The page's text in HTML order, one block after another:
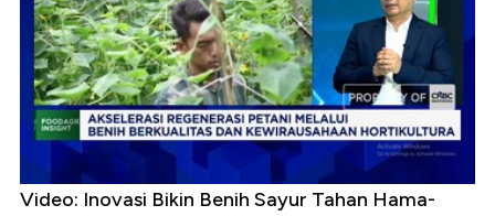
Video: Inovasi Bikin Benih Sayur Tahan Hama-